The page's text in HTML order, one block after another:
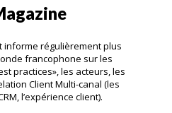
informe régulièrement plus
francophone sur les
practices», les acteurs, les
Client Multi-canal (les
l’expérience client).